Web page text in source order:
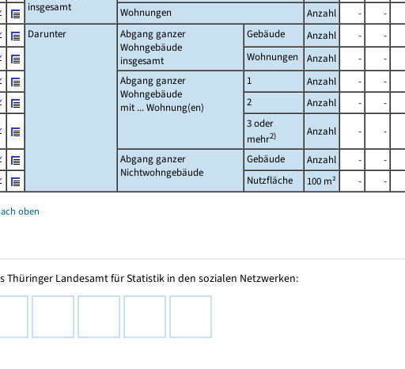
insgesamt
Wohnungen
Anzahl - -
Darunter
Abgang ganzer
Wohngebäude
insgesamt
Gebäude Anzahl - -
Wohnungen
Anzahl - -
Abgang ganzer
Wohngebäude
mit ... Wohnung(en)
1 Anzahl - -
2
Anzahl - -
3 oder
mehr2) Anzahl - -
Abgang ganzer
Nichtwohngebäude
Gebäude Anzahl - -
Nutzfläche
100 m² - -
oben
Thüringer Landesamt für Statistik in den sozialen Netzwerken: